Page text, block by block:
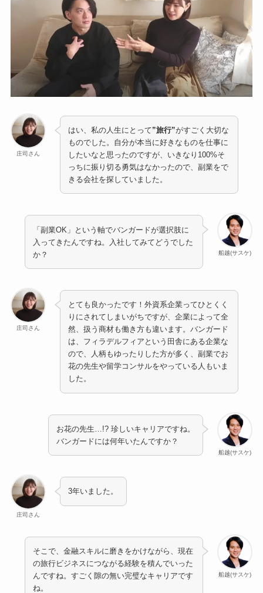
庄司さん
はい、私の人生にとって”旅行”がすごく大切な
ものでした。自分が本当に好きなものを仕事に
したいなと思ったのですが、いきなり100%そ
っちに振り切る勇気はなかったので、副業をで
きる会社を探していました。
船越(サスケ)
「副業OK」という軸でバンガードが選択肢に
入ってきたんですね。入社してみてどうでした
か？
庄司さん
とても良かったです！外資系企業ってひとくく
りにされてしまいがちですが、企業によって全
然、扱う商材も働き方も違います。バンガード
は、フィラデルフィアという田舎にある企業な
ので、人柄もゆったりした方が多く、副業でお
花の先生や留学コンサルをやっている人もいま
した。
船越(サスケ)
お花の先生…!? 珍しいキャリアですね。
バンガードには何年いたんですか？
庄司さん
3年いました。
船越(サスケ)
そこで、金融スキルに磨きをかけながら、現在
の旅行ビジネスにつながる経験を積んでいった
んですね。すごく隙の無い完璧なキャリアです
ね。